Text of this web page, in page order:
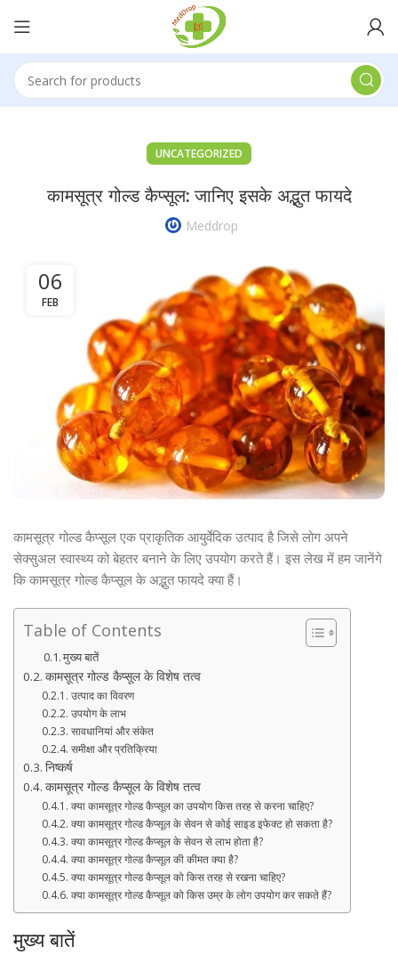
UNCATEGORIZED
कामसूत्र गोल्ड कैप्सूल: जानिए इसके अद्भुत फायदे
Meddrop
06
FEB
कामसूत्र गोल्ड कैप्सूल एक प्राकृतिक आयुर्वेदिक उत्पाद है जिसे लोग अपने
सेक्सुअल स्वास्थ्य को बेहतर बनाने के लिए उपयोग करते हैं। इस लेख में हम जानेंगे
कि कामसूत्र गोल्ड कैप्सूल के अद्भुत फायदे क्या हैं।
Table of Contents
मुख्य बातें
कामसूत्र गोल्ड कैप्सूल के विशेष तत्व
उत्पाद का विवरण
उपयोग के लाभ
सावधानियां और संकेत
समीक्षा और प्रतिक्रिया
निष्कर्ष
कामसूत्र गोल्ड कैप्सूल के विशेष तत्व
क्या कामसूत्र गोल्ड कैप्सूल का उपयोग किस तरह से करना चाहिए?
क्या कामसूत्र गोल्ड कैप्सूल के सेवन से कोई साइड इफेक्ट हो सकता है?
क्या कामसूत्र गोल्ड कैप्सूल के सेवन से लाभ होता है?
क्या कामसूत्र गोल्ड कैप्सूल की कीमत क्या है?
क्या कामसूत्र गोल्ड कैप्सूल को किस तरह से रखना चाहिए?
क्या कामसूत्र गोल्ड कैप्सूल को किस उम्र के लोग उपयोग कर सकते हैं?
मुख्य बातें